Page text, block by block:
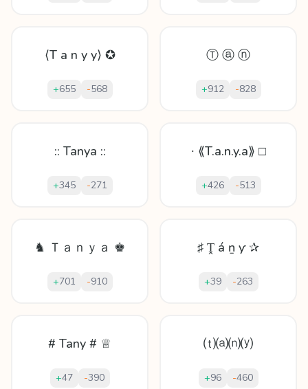
⟨T a n y y⟩ ✪
+655 -568
Ⓣ ⓐ ⓝ
+912 -828
:: Tanya ::
+345 -271
∙ ⟪T.a.n.y.a⟫ □
+426 -513
♞ Ｔａｎｙａ ♚
+701 -910
♯ Ṱ á ṉ ƴ ✰
+39 -263
# Tany # ♕
+47 -390
⒯⒜⒩⒴
+96 -460